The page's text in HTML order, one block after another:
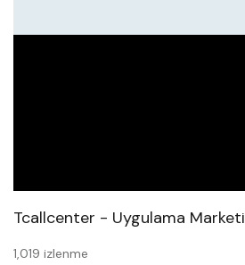
Tcallcenter - Uygulama Marketi
1,019 izlenme